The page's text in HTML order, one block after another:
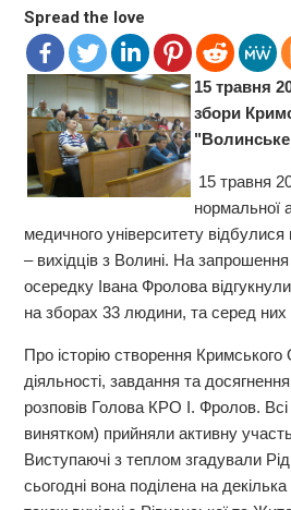
Spread the love
15 травня
збори
15 травня
нормальної
медичного університету відбулися
– вихідців з Волині. На
осередку Івана Фролова
на зборах 33 людини, та серед них
Про історію створення
діяльності, завдання та досягнення
розповів Голова КРО І. Фролов.
винятком) прийняли активну
Виступаючі з теплом згадували
сьогодні вона поділена на